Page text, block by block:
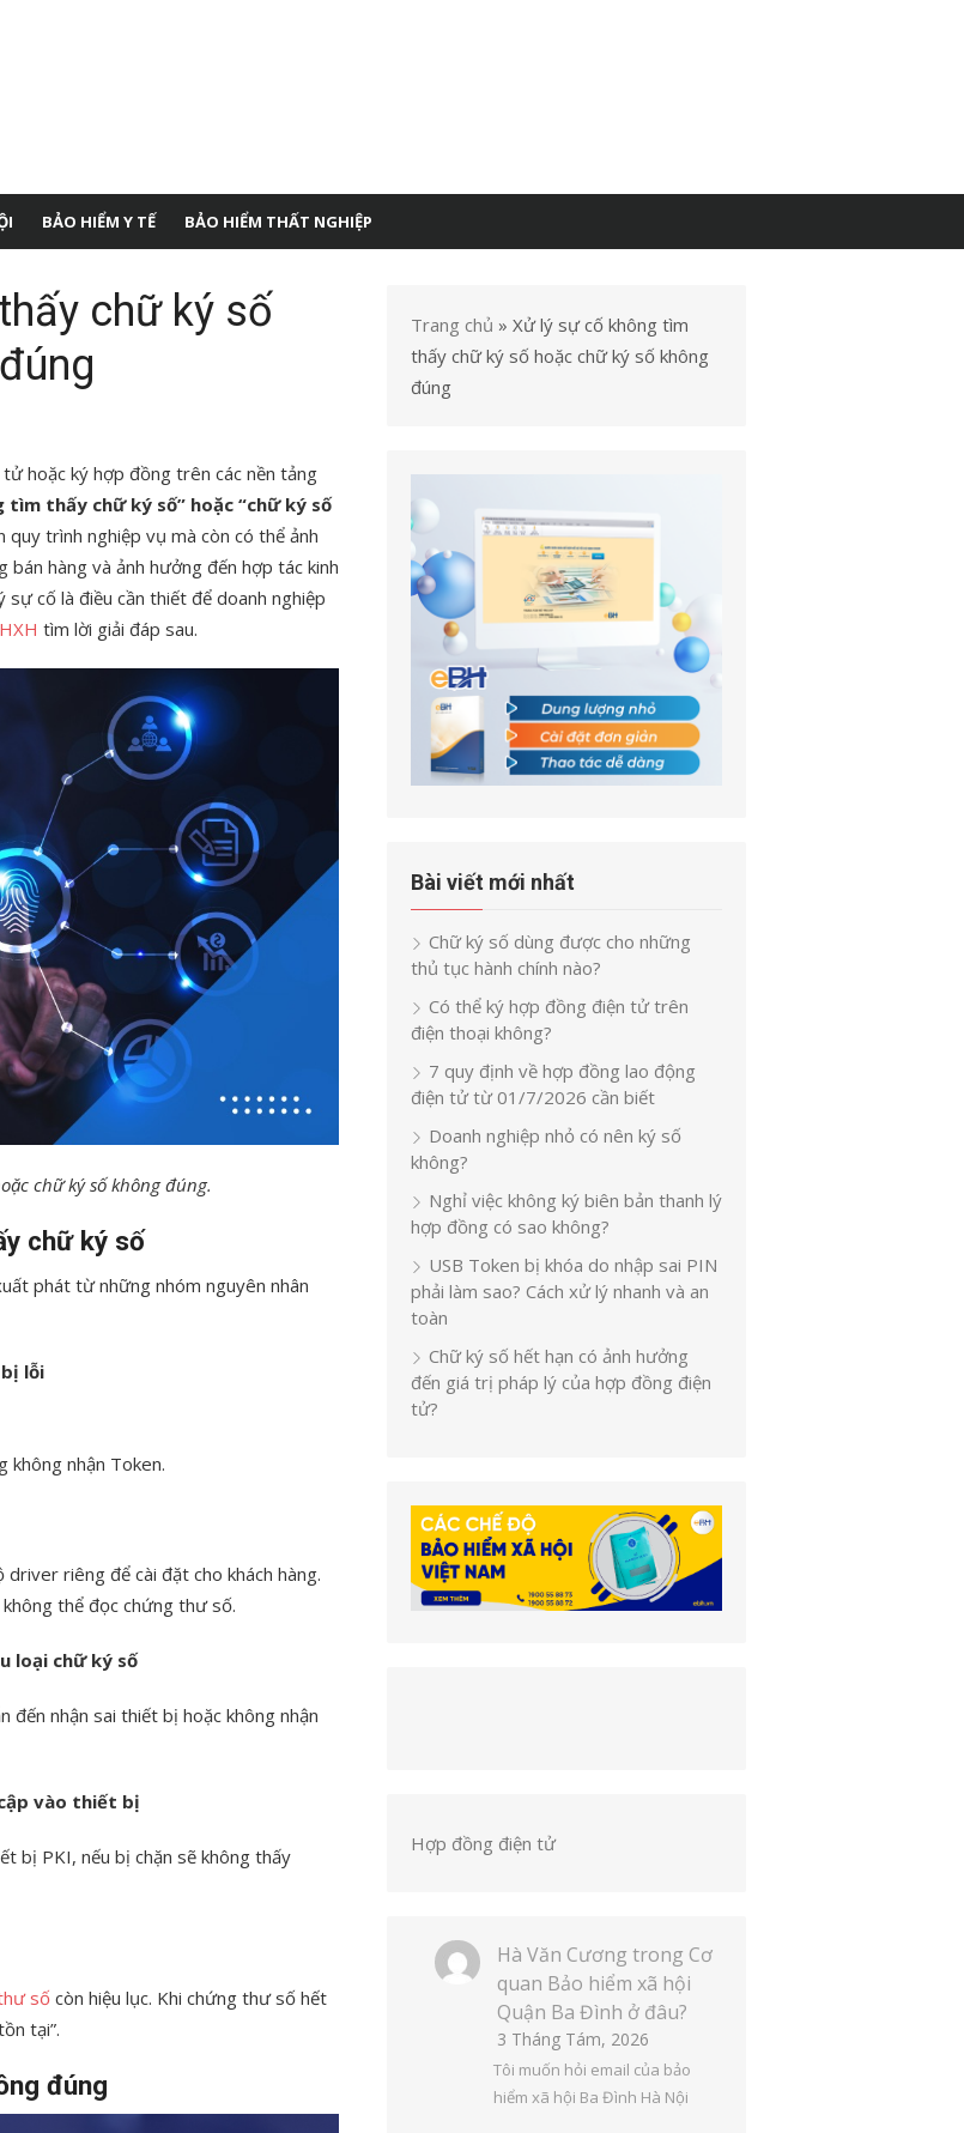
BẢO HIỂM Y TẾ BẢO HIỂM THẤT NGHIỆP
chữ ký số
hoặc ký hợp đồng trên các nền tảng
tìm thấy chữ ký số” hoặc “chữ ký số
quy trình nghiệp vụ mà còn có thể ảnh
hàng và ảnh hưởng đến hợp tác kinh
sự cố là điều cần thiết để doanh nghiệp
tìm lời giải đáp sau.
chữ ký số không đúng.
chữ ký số
phát từ những nhóm nguyên nhân
lỗi
không nhận Token.
driver riêng để cài đặt cho khách hàng.
không thể đọc chứng thư số.
loại chữ ký số
đến nhận sai thiết bị hoặc không nhận
vào thiết bị
bị PKI, nếu bị chặn sẽ không thấy
số còn hiệu lục. Khi chứng thư số hết
tại”.
đúng
Trang chủ » Xử lý sự cố không tìm
thấy chữ ký số hoặc chữ ký số không
đúng
Bài viết mới nhất
Chữ ký số dùng được cho những
thủ tục hành chính nào?
Có thể ký hợp đồng điện tử trên
điện thoại không?
7 quy định về hợp đồng lao động
điện tử từ 01/7/2026 cần biết
Doanh nghiệp nhỏ có nên ký số
không?
Nghỉ việc không ký biên bản thanh lý
hợp đồng có sao không?
USB Token bị khóa do nhập sai PIN
phải làm sao? Cách xử lý nhanh và an
toàn
Chữ ký số hết hạn có ảnh hưởng
đến giá trị pháp lý của hợp đồng điện
tử?
Hợp đồng điện tử
Hà Văn Cương trong Cơ
quan Bảo hiểm xã hội
Quận Ba Đình ở đâu?
3 Tháng Tám, 2026
Tôi muốn hỏi email của bảo
hiểm xã hội Ba Đình Hà Nội